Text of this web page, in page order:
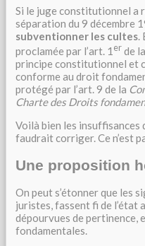
Si le juge constitutionnel a
séparation du 9 décembre
subventionner les cultes.
proclamée par l’art. 1 er de
principe constitutionnel et
conforme au droit
protégé par l’art. 9 de la
Charte des Droits
Voilà bien les
faudrait corriger. Ce n’est
Une proposition
On peut s’étonner que les
juristes, fassent fi de
dépourvues de
fondamentales.